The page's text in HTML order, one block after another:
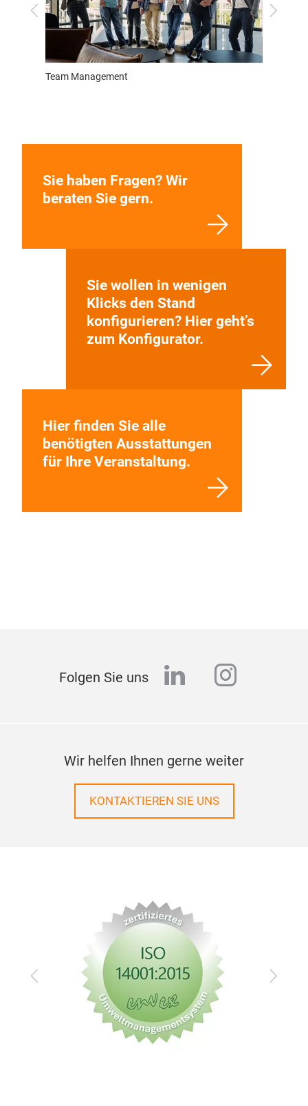
Zurück Vor
Sie haben Fragen? Wir
beraten Sie gern.
Sie wollen in wenigen
Klicks den Stand
konfigurieren? Hier geht’s
zum Konfigurator.
Hier finden Sie alle
benötigten Ausstattungen
für Ihre Veranstaltung.
Folgen Sie uns linkedin
Wir helfen Ihnen gerne weiter
KONTAKTIEREN SIE UNS
Zurück Vor